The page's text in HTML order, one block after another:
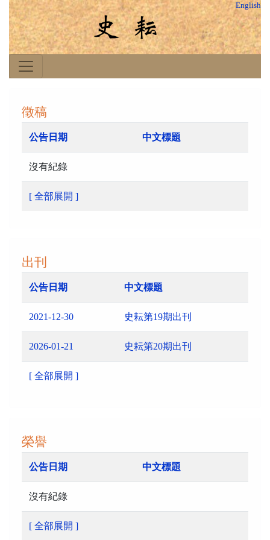
English
徵稿
公告日期 中文標題
沒有紀錄
[ 全部展開 ]
出刊
公告日期 中文標題
2021-12-30 史耘第19期出刊
2026-01-21 史耘第20期出刊
[ 全部展開 ]
榮譽
公告日期 中文標題
沒有紀錄
[ 全部展開 ]